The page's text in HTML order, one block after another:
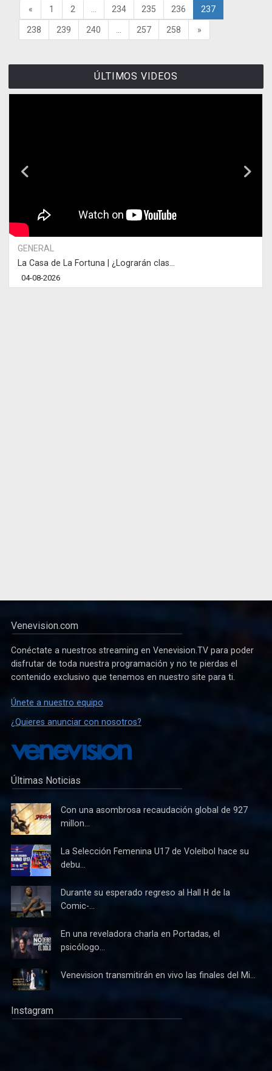
« 1 2 234 235 236 237
238 239 240 257 258 »
ÚLTIMOS VIDEOS
GENERAL
La Casa de La Fortuna | ¿Lograrán clas...
04-08-2026
Venevision.com
Conéctate a nuestros streaming en Venevision.TV para poder
disfrutar de toda nuestra programación y no te pierdas el
contenido exclusivo que tenemos en nuestro site para ti.
Únete a nuestro equipo
¿Quieres anunciar con nosotros?
Últimas Noticias
Con una asombrosa recaudación global de 927
millon...
La Selección Femenina U17 de Voleibol hace su
debu...
Durante su esperado regreso al Hall H de la
Comic-...
En una reveladora charla en Portadas, el
psicólogo...
Venevision transmitirán en vivo las finales del Mi...
Instagram